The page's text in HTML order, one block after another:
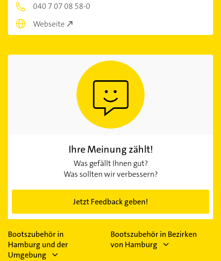
040 7 07 08 58-0
Webseite
Ihre Meinung zählt!
Was gefällt Ihnen gut?
Was sollten wir verbessern?
Jetzt Feedback geben!
Bootszubehör in
Hamburg und der
Umgebung
Bootszubehör in Bezirken
von Hamburg